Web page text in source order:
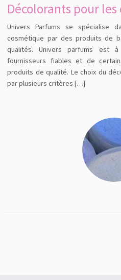
Décolorants pour les
Univers Parfums se spécialise
cosmétique par des produits de
qualités. Univers parfums est
fournisseurs fiables et de
produits de qualité. Le choix du
par plusieurs critères […]